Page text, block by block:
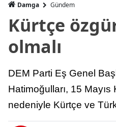
Damga Gündem
Kürtçe
olmalı
DEM Parti Eş Genel
Hatimoğulları, 15
nedeniyle Kürtçe ve